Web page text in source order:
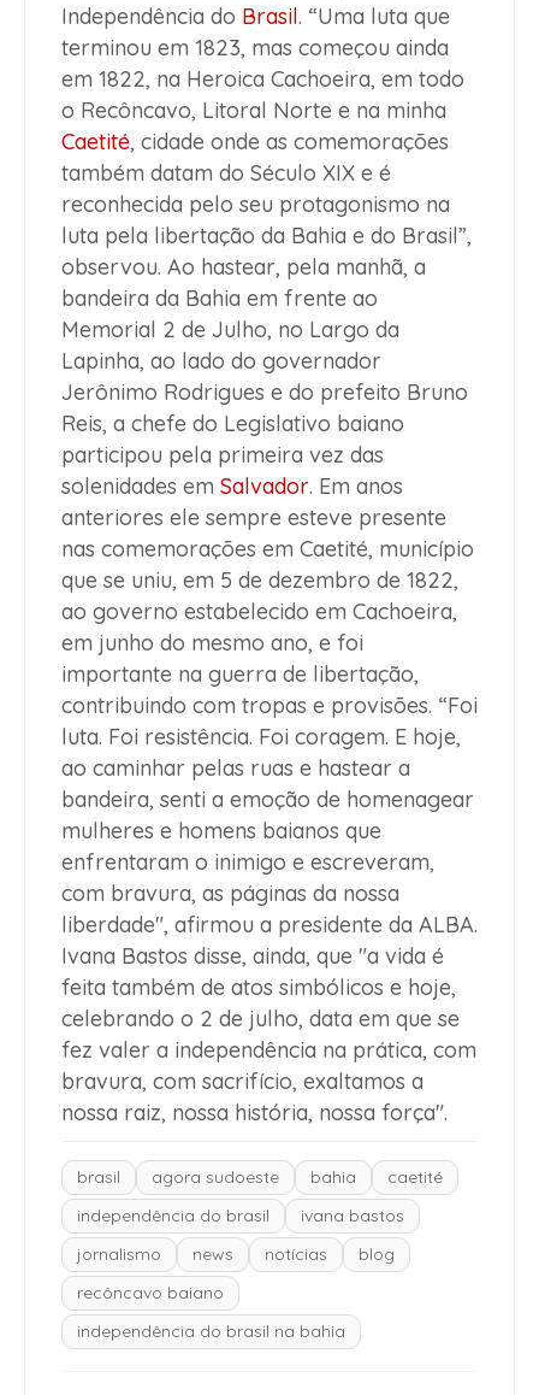
Independência do Brasil. “Uma luta que
terminou em 1823, mas começou ainda
em 1822, na Heroica Cachoeira, em todo
o Recôncavo, Litoral Norte e na minha
Caetité, cidade onde as comemorações
também datam do Século XIX e é
reconhecida pelo seu protagonismo na
luta pela libertação da Bahia e do Brasil”,
observou. Ao hastear, pela manhã, a
bandeira da Bahia em frente ao
Memorial 2 de Julho, no Largo da
Lapinha, ao lado do governador
Jerônimo Rodrigues e do prefeito Bruno
Reis, a chefe do Legislativo baiano
participou pela primeira vez das
solenidades em Salvador. Em anos
anteriores ele sempre esteve presente
nas comemorações em Caetité, município
que se uniu, em 5 de dezembro de 1822,
ao governo estabelecido em Cachoeira,
em junho do mesmo ano, e foi
importante na guerra de libertação,
contribuindo com tropas e provisões. “Foi
luta. Foi resistência. Foi coragem. E hoje,
ao caminhar pelas ruas e hastear a
bandeira, senti a emoção de homenagear
mulheres e homens baianos que
enfrentaram o inimigo e escreveram,
com bravura, as páginas da nossa
liberdade", afirmou a presidente da ALBA.
Ivana Bastos disse, ainda, que "a vida é
feita também de atos simbólicos e hoje,
celebrando o 2 de julho, data em que se
fez valer a independência na prática, com
bravura, com sacrifício, exaltamos a
nossa raiz, nossa história, nossa força".
brasil agora sudoeste bahia
caetité
independência do brasil
ivana bastos
jornalismo
news notícias
blog
recôncavo baiano
independência do brasil na bahia